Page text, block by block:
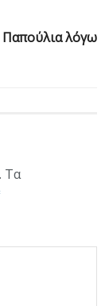
λόγω
Τα